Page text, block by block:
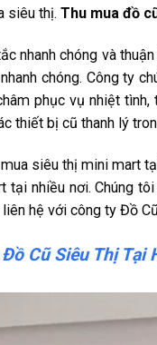
siêu thị. Thu mua đồ
nhanh chóng và
chóng. Công ty
phục vụ nhiệt
thiết bị cũ thanh lý
siêu thị mini mart
tại nhiều nơi. Chúng
liên hệ với công ty Đồ
Cũ Siêu Thị Tại